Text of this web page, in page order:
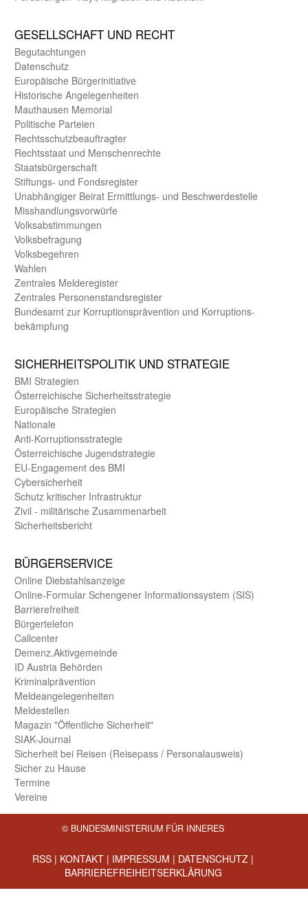
GE­SELL­SCHAFT UND RECHT
Begut­achtungen
Daten­schutz
Europäische Bürger­initiative
Historische Angelegen­heiten
Mauthausen Memorial
Politische Parteien
Rechts­schutz­beauftragter
Rechts­staat und Menschen­rechte
Staats­bürger­schaft
Stiftungs- und Fonds­register
Unab­hängiger Beirat Ermittlungs- und Beschwerde­stelle
Misshandlungs­vorwürfe
Volks­abstimmungen
Volks­befragung
Volks­begehren
Wahlen
Zentrales Melde­register
Zentrales Personen­stands­register
Bundes­amt zur Korrup­tions­prävention und Korrup­tions­
bekämpfung
SICHER­HEITS­POLITIK UND STRATEGIE
BMI Strategien
Öster­reichische Sicherheits­strategie
Europäische Strategien
Nationale
Anti-Korruptions­strategie
Öster­reichische Jugend­strategie
EU-Engagement des BMI
Cybersicherheit
Schutz kritischer Infra­struktur
Zivil - militärische Zusammen­arbeit
Sicherheits­bericht
BÜRGER­SERVICE
Online Diebstahls­anzeige
Online-Formular Schengener Informationssystem (SIS)
Barriere­freiheit
Bürger­telefon
Call­center
Demenz.Aktiv­gemeinde
ID Austria Behörden
Kriminal­prävention
Melde­an­ge­le­gen­heiten
Meld­estellen
Magazin "Öffentliche Sicherheit"
SIAK-Journal
Sicherheit bei Reisen (Reise­pass / Personal­ausweis)
Sicher zu Hause
Termine
Vereine
© BUNDESMINISTERIUM FÜR INNERES
RSS | KONTAKT | IMPRESSUM | DATENSCHUTZ |
BARRIEREFREIHEITSERKLÄRUNG